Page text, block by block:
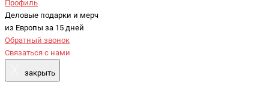
Профиль
Деловые подарки и мерч
из Европы за 15 дней
Обратный звонок
Связаться с нами
закрыть